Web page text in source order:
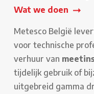
Wat we doen
Metesco België
voor technische
verhuur van
tijdelijk gebruik of
uitgebreid gamma